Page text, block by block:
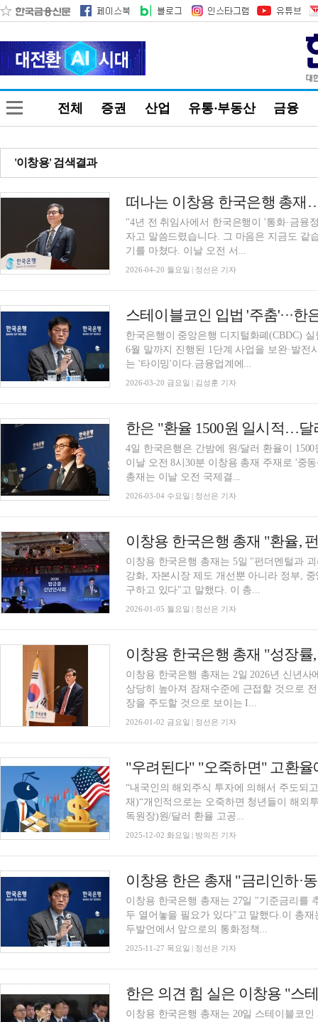
전체 증권 산업 유통·부동산 금융
'이창용' 검색결과
"4년 전 취임사에서 한국은행이 '통화·금융
자고 말씀드렸습니다. 그 마음은 지금도 같
기를 마쳤다. 이날 오전 서...
2026-04-20 월요일 | 정선은 기자
한국은행이 중앙은행 디지털화폐(CBDC)
6월 말까지 진행된 1단계 사업을 보완·발
는 '타이밍'이다.금융업계에...
2026-03-20 금요일 | 김성훈 기자
한은 "환율 1500원 일시적…달
4일 한국은행은 간밤에 원/달러 환율이
이날 오전 8시30분 이창용 총재 주재로 '중
총재는 이날 오전 국제결...
2026-03-04 수요일 | 정선은 기자
이창용 한국은행 총재는 5일 "펀더멘털과
강화, 자본시장 제도 개선뿐 아니라 정부,
구하고 있다"고 말했다. 이 총...
2026-01-05 월요일 | 정선은 기자
이창용 한국은행 총재는 2일 2026년 신년
상당히 높아져 잠재수준에 근접할 것으로
장을 주도할 것으로 보이는 I...
2026-01-02 금요일 | 정선은 기자
“내국인의 해외주식 투자에 의해서 주도되
재)“개인적으로는 오죽하면 청년들이 해외
독원장)원/달러 환율 고공...
2025-12-02 화요일 | 방의진 기자
이창용 한국은행 총재는 27일 "기준금리를
두 열어놓을 필요가 있다"고 말했다.이 총
두발언에서 앞으로의 통화정책...
2025-11-27 목요일 | 정선은 기자
이창용 한국은행 총재는 20일 스테이블코